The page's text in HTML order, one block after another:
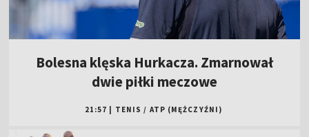
Bolesna klęska Hurkacza. Zmarnował
dwie piłki meczowe
21:57 TENIS / ATP (MĘŻCZYŹNI)